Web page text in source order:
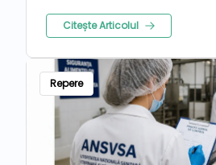
anului 2026
Citește Articolul
Repere